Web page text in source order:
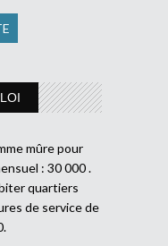
mûre pour
: 30 000 .
quartiers
de service de